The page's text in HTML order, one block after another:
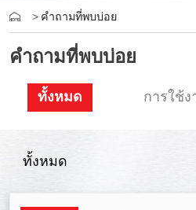
> คำถามที่พบบ่อย
คำถามที่พบบ่อย
ทั้งหมด การใช้
ทั้งหมด